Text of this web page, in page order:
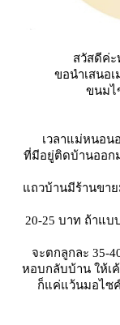
สวัสดีค่
ขอนำเสนอ
ขนมไ
เวลาแม่หนอน
ที่มีอยู่ติดบ้านออก
ถวบ้านมีร้านขาย
20-25 บาท ถ้าแบ
จะตกลูกละ 35-
หอบกลับบ้าน ให้เค้
ก็แค่แว้นมอไซ